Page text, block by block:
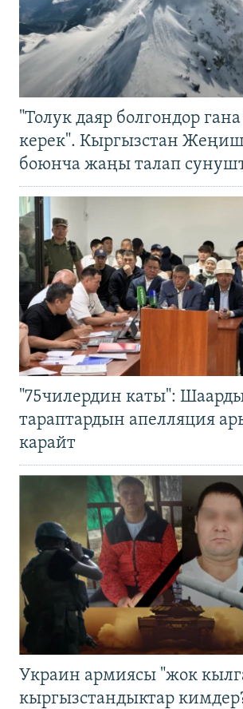
"Толук даяр болгондор
керек". Кыргызстан Жеңиш
боюнча жаңы талап
"75чилердин каты":
тараптардын апелляция
карайт
Украин армиясы "жок
кыргызстандыктар